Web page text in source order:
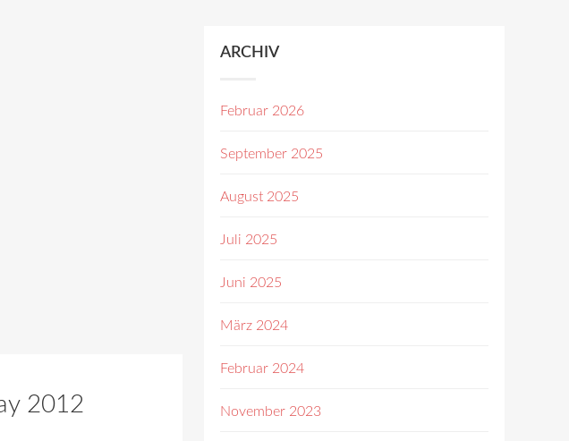
2012
ARCHIV
Februar 2026
September 2025
August 2025
Juli 2025
Juni 2025
März 2024
Februar 2024
November 2023